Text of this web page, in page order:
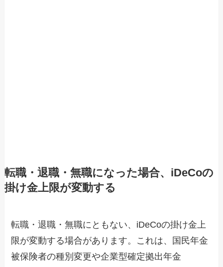
転職・退職・無職になった場合、iDeCoの
掛け金上限が変動する
転職・退職・無職にともない、iDeCoの掛け金上
限が変動する場合があります。これは、国民年金
被保険者の種別変更や企業型確定拠出年金